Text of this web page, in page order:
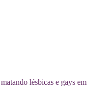
lésbicas e gays